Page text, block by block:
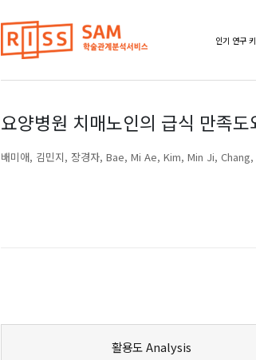
인기 연구
요양병원 치매노인의 급식 만족
배미애 김민지 장경자 Bae, Mi Ae Kim, Min Ji
활용도 Analysis